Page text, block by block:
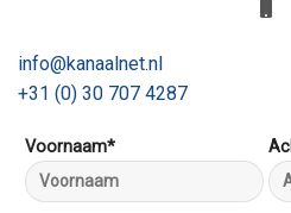
info@kanaalnet.nl
+31 (0) 30 707 4287
Voornaam*